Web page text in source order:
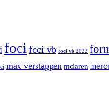
foci foci vb foci vb 2022
max verstappen mclaren